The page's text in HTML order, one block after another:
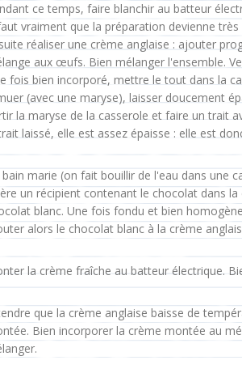
ce temps, faire blanchir au batteur
vraiment que la préparation devienne très
réaliser une crème anglaise : ajouter
aux œufs. Bien mélanger l'ensemble.
fois bien incorporé, mettre le tout dans la
(avec une maryse), laisser doucement
la maryse de la casserole et faire un trait
laissé, elle est assez épaisse : elle est
bain marie (on fait bouillir de l'eau dans une
un récipient contenant le chocolat dans
blanc. Une fois fondu et bien
alors le chocolat blanc à la crème
la crème fraîche au batteur électrique.
que la crème anglaise baisse de
Bien incorporer la crème montée au